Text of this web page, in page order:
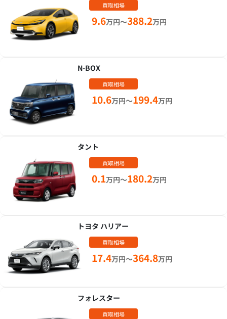
買取相場
9.6万円～388.2万円
N-BOX
買取相場
10.6万円～199.4万円
タント
買取相場
0.1万円～180.2万円
トヨタ ハリアー
買取相場
17.4万円～364.8万円
フォレスター
買取相場